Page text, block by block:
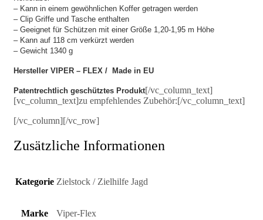
– Kann in einem gewöhnlichen Koffer getragen werden
– Clip Griffe und Tasche enthalten
– Geeignet für Schützen mit einer Größe 1,20-1,95 m Höhe
– Kann auf 118 cm verkürzt werden
– Gewicht 1340 g
Hersteller VIPER – FLEX / Made in EU
Patentrechtlich geschütztes Produkt[/vc_column_text]
[vc_column_text]zu empfehlendes Zubehör:[/vc_column_text]
[/vc_column][/vc_row]
Zusätzliche Informationen
Kategorie Zielstock / Zielhilfe Jagd
Marke Viper-Flex